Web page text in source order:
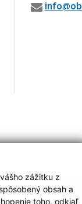
zážitku z
obsah a
toho, odkiaľ